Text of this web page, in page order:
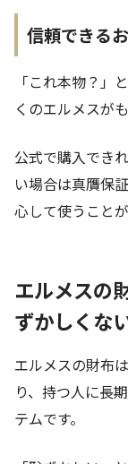
信頼できる
「これ本物？」
くのエルメスが
公式で購入でき
い場合は真贋保
心して使うことが
エルメスの
ずかしくな
エルメスの財布
り、持つ人に長
テムです。